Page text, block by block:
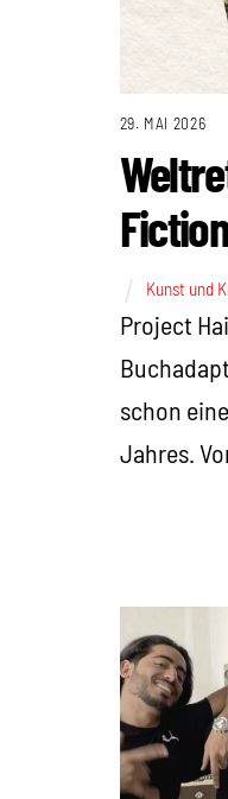
29. MAI 2026
Kunst und
Project
schon
Jahres.